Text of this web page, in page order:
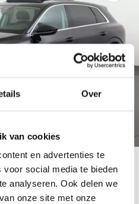
Over
van cookies
en advertenties te
social media te bieden
analyseren. Ook delen we
onze site met onze